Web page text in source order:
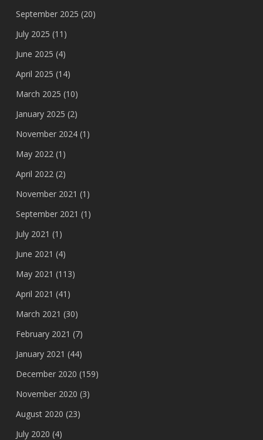
September 2025 (20)
July 2025 (11)
June 2025 (4)
April 2025 (14)
March 2025 (10)
January 2025 (2)
November 2024(1)
May 2022(1)
April 2022(2)
November 2021 (1)
September 2021 (1)
July 2021 (1)
June 2021 (4)
May 2021 (113)
April 2021 (41)
March 2021 (30)
February 2021 (7)
January 2021 (44)
December 2020 (159)
November 2020 (3)
August 2020 (23)
July 2020 (4)